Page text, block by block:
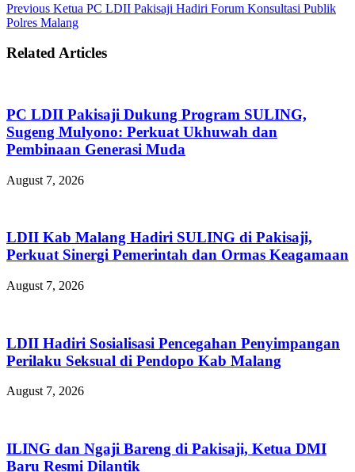
Previous Ketua PC LDII Pakisaji Hadiri Forum Konsultasi Publik
Polres Malang
Related Articles
PC LDII Pakisaji Dukung Program SULING,
Sugeng Mulyono: Perkuat Ukhuwah dan
Pembinaan Generasi Muda
August 7, 2026
LDII Kab Malang Hadiri SULING di Pakisaji,
Perkuat Sinergi Pemerintah dan Ormas Keagamaan
August 7, 2026
LDII Hadiri Sosialisasi Pencegahan Penyimpangan
Perilaku Seksual di Pendopo Kab Malang
August 7, 2026
ILING dan Ngaji Bareng di Pakisaji, Ketua DMI
Baru Resmi Dilantik